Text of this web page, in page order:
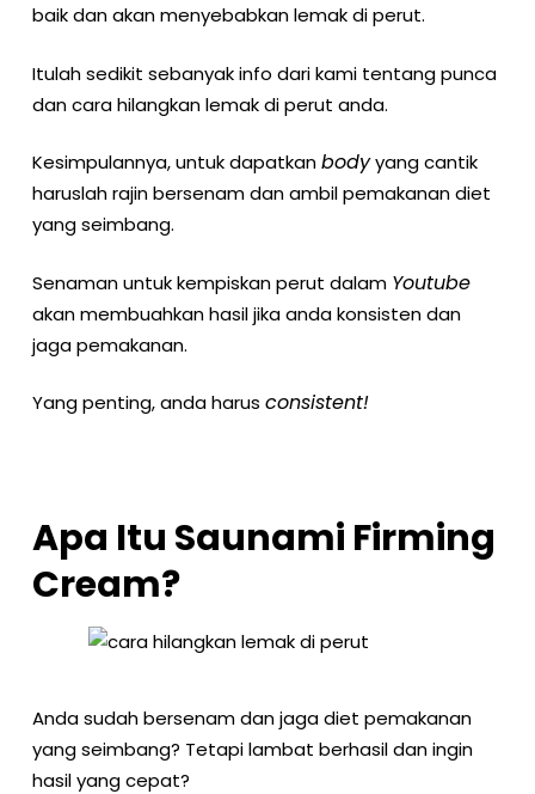
baik dan akan menyebabkan lemak di perut.
Itulah sedikit sebanyak info dari kami tentang punca
dan cara hilangkan lemak di perut anda.
Kesimpulannya, untuk dapatkanbodyyang cantik
haruslah rajin bersenam dan ambil pemakanan diet
yang seimbang.
Senaman untuk kempiskan perut dalam Youtube
akan membuahkan hasil jika anda konsisten dan
jaga pemakanan.
Yang penting, anda harus consistent!
Apa Itu Saunami Firming
Cream?
Anda sudah bersenam dan jaga diet pemakanan
yang seimbang? Tetapi lambat berhasil dan ingin
hasil yang cepat?